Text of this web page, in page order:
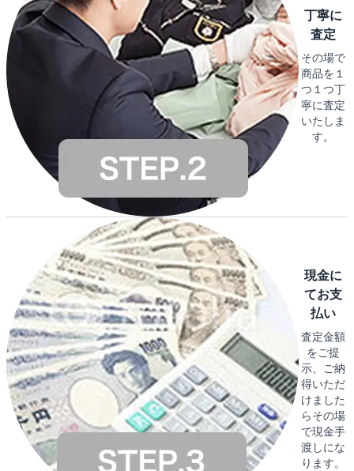
丁寧に
査定
その場で
商品を１
つ１つ丁
寧に査定
いたしま
す。
現金に
てお支
払い
査定金額
をご提
示、ご納
得いただ
けました
らその場
で現金手
渡しにな
ります。